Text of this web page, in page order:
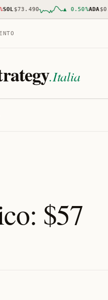
$73.490 ▲ 0.50% ADA
.Italia
$57